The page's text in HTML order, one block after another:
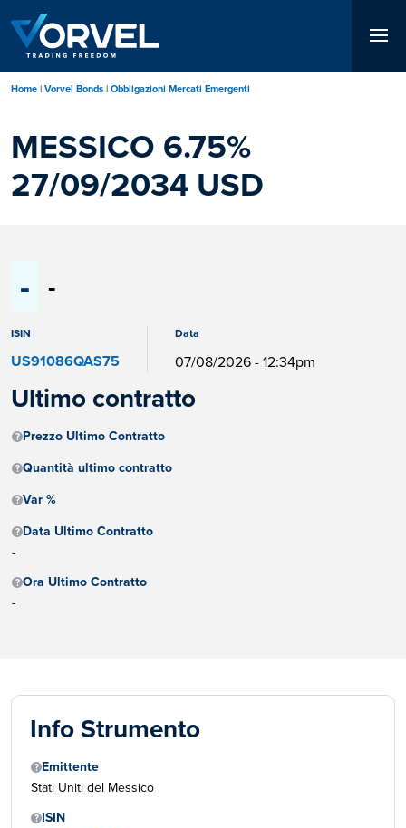
contenuto
principale
Home Vorvel Bonds Obbligazioni Mercati Emergenti
MESSICO 6.75%
27/09/2034 USD
- -
ISIN
US91086QAS75
Data
07/08/2026 - 12:34pm
Ultimo contratto
Prezzo Ultimo Contratto
Quantità ultimo contratto
Var %
Data Ultimo Contratto
-
Ora Ultimo Contratto
-
Info Strumento
Emittente
Stati Uniti del Messico
ISIN